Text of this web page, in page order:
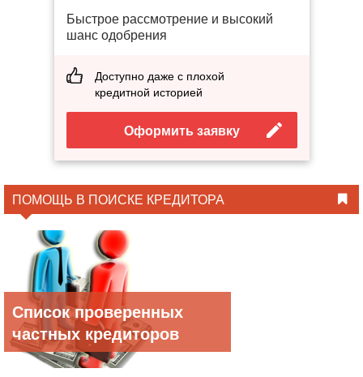
Быстрое рассмотрение и высокий
шанс одобрения
Доступно даже с плохой
кредитной историей
Оформить заявку
ПОМОЩЬ В ПОИСКЕ КРЕДИТОРА
Список проверенных
частных кредиторов